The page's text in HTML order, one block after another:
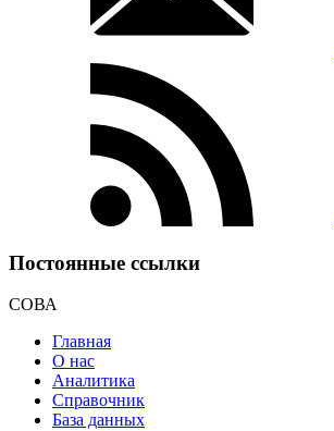
Постоянные ссылки
СОВА
Главная
О нас
Аналитика
Справочник
База данных